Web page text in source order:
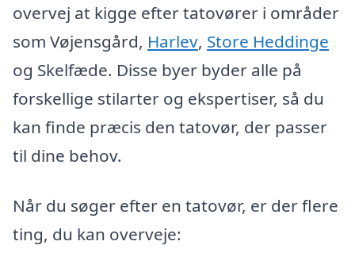
overvej at kigge efter tatovører i områder
som Vøjensgård, Harlev, Store Heddinge
og Skelfæde. Disse byer byder alle på
forskellige stilarter og ekspertiser, så du
kan finde præcis den tatovør, der passer
til dine behov.
Når du søger efter en tatovør, er der flere
ting, du kan overveje: